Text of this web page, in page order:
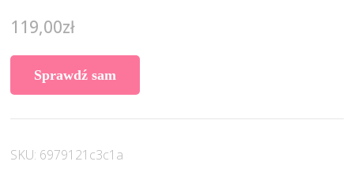
119,00zł
Sprawdź sam
SKU: 6979121c3c1a